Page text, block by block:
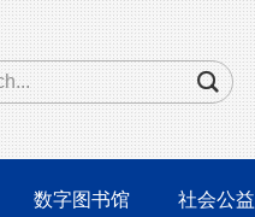
数字图书馆 社会公益